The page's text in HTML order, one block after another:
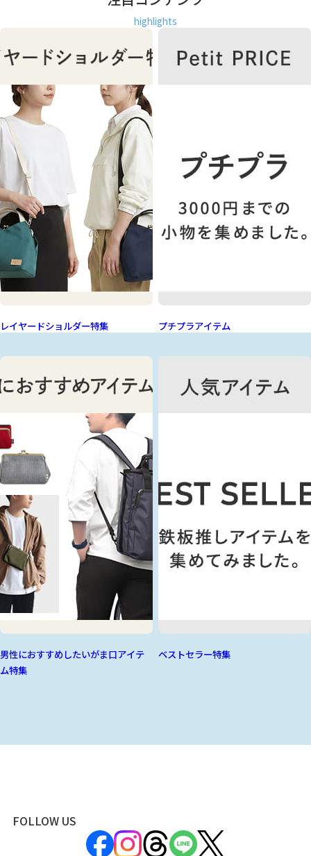
highlights
レイヤードショルダー特集 プチプラアイテム
男性におすすめしたいがま口アイテ
ム特集
ベストセラー特集
FOLLOW US